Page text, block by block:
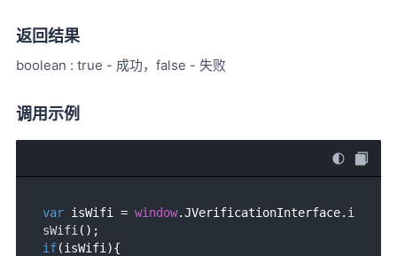
返回结果
boolean : true - 成功，false - 失败
调用示例
var isWifi = window.JVerificationInterface. i
sWifi
if(isWifi){